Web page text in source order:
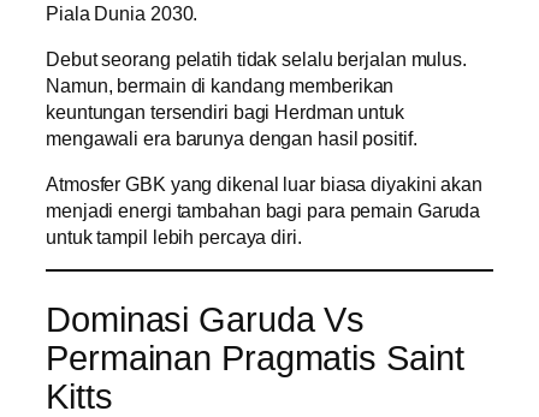
Piala Dunia 2030.
Debut seorang pelatih tidak selalu berjalan mulus.
Namun, bermain di kandang memberikan
keuntungan tersendiri bagi Herdman untuk
mengawali era barunya dengan hasil positif.
Atmosfer GBK yang dikenal luar biasa diyakini akan
menjadi energi tambahan bagi para pemain Garuda
untuk tampil lebih percaya diri.
Dominasi Garuda Vs
Permainan Pragmatis Saint
Kitts